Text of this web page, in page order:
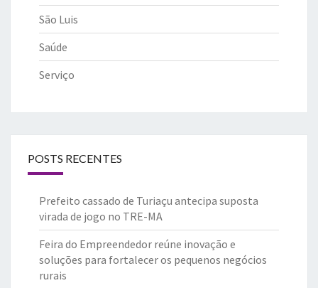
São Luis
Saúde
Serviço
POSTS RECENTES
Prefeito cassado de Turiaçu antecipa suposta
virada de jogo no TRE-MA
Feira do Empreendedor reúne inovação e
soluções para fortalecer os pequenos negócios
rurais